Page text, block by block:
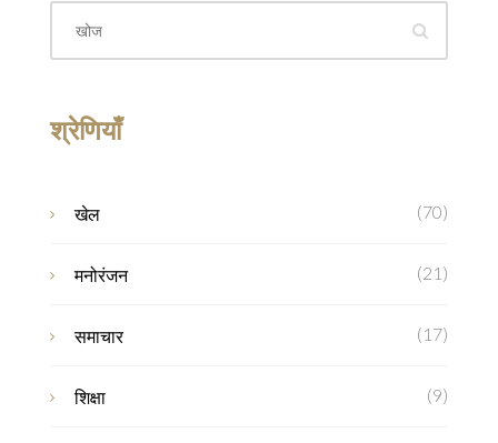
श्रेणियाँ
खेल (70)
मनोरंजन (21)
समाचार (17)
शिक्षा (9)